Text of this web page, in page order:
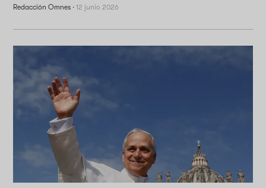
Redacción Omnes ·12 junio 2026